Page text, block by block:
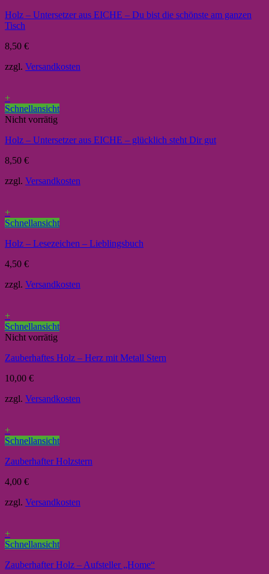
Holz – Untersetzer aus EICHE – Du bist die schönste am ganzen
Tisch
8,50 €
zzgl. Versandkosten
+
Schnellansicht
Nicht vorrätig
Holz – Untersetzer aus EICHE – glücklich steht Dir gut
8,50 €
zzgl. Versandkosten
+
Schnellansicht
Holz – Lesezeichen – Lieblingsbuch
4,50 €
zzgl. Versandkosten
+
Schnellansicht
Nicht vorrätig
Zauberhaftes Holz – Herz mit Metall Stern
10,00 €
zzgl. Versandkosten
+
Schnellansicht
Zauberhafter Holzstern
4,00 €
zzgl. Versandkosten
+
Schnellansicht
Zauberhafter Holz – Aufsteller „Home“